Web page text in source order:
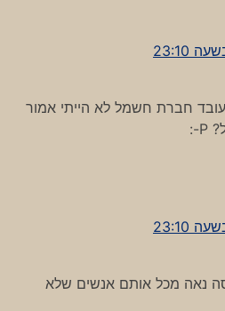
חברת חשמל לא הייתי אמור
נאה מכל אותם אנשים שלא